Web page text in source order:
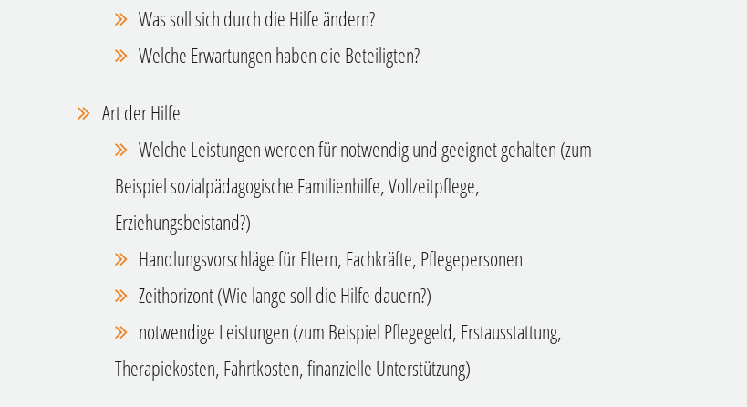
Was soll sich durch die Hilfe ändern?
Welche Erwartungen haben die Beteiligten?
Art der Hilfe
Welche Leistungen werden für notwendig und geeignet gehalten (zum
Beispiel sozialpädagogische Familienhilfe, Vollzeitpflege,
Erziehungsbeistand?)
Handlungsvorschläge für Eltern, Fachkräfte, Pflegepersonen
Zeithorizont (Wie lange soll die Hilfe dauern?)
notwendige Leistungen (zum Beispiel Pflegegeld, Erstausstattung,
Therapiekosten, Fahrtkosten, finanzielle Unterstützung)